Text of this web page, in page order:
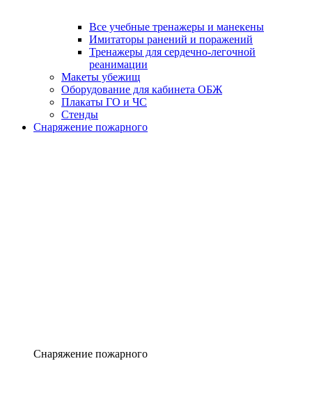
Все учебные тренажеры и манекены
Имитаторы ранений и поражений
Тренажеры для сердечно-легочной
реанимации
Макеты убежищ
Оборудование для кабинета ОБЖ
Плакаты ГО и ЧС
Стенды
Снаряжение пожарного
Снаряжение пожарного